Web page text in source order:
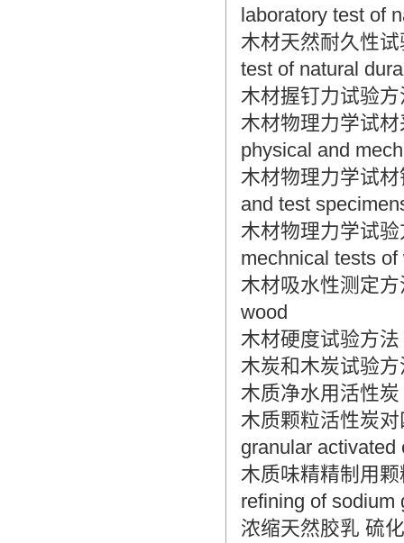
laboratory test of
木材天然耐久性
test of natural
木材握钉力试验
木材物理力学试
physical and
木材物理力学试
and test
木材物理力学试
mechnical tests of
木材吸水性测定
wood
木材硬度试验方
木炭和木炭试验
木质净水用活性
木质颗粒活性炭
granular
木质味精精制用
refining of sodium
浓缩天然胶乳 硫